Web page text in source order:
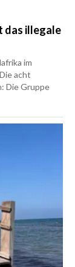
das illegale
im
acht
Die Gruppe